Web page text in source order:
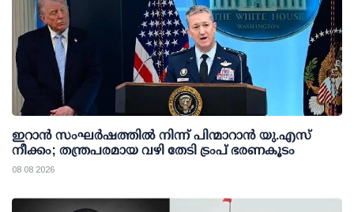
ഇറാന്‍ സംഘര്‍ഷത്തില്‍ നിന്ന് പിന്മാറാന്‍ യു.എസ്
നീക്കം; തന്ത്രപരമായ വഴി തേടി ട്രംപ് ഭരണകൂടം
08 08 2026